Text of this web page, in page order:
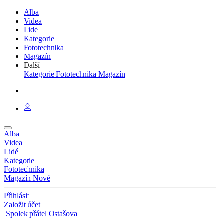
Alba
Videa
Lidé
Kategorie
Fototechnika
Magazín
Další
Kategorie Fototechnika Magazín
Alba
Videa
Lidé
Kategorie
Fototechnika
Magazín Nové
Přihlásit
Založit účet
Spolek přátel Ostašova